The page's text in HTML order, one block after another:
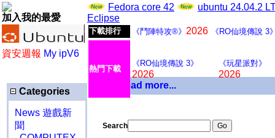
加入我的最愛
資安週報 My ipV6
Fedora core 42
ubuntu 24.04.2
Eclipse
下載排行 《鬥陣特攻®》 2026 《RO仙境傳說 3
熱門下載
《RO仙境傳說 3》
2026
《玩星派對》
2026
Categories
News 遊戲新
聞
Download more...
Search